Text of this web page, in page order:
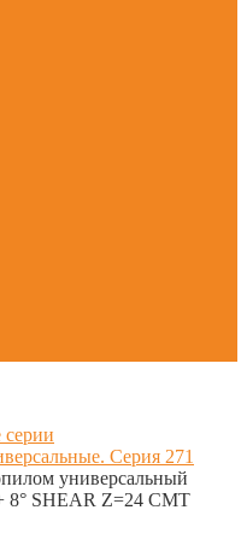
Серия 271
универсальный
8° SHEAR Z=24 CMT